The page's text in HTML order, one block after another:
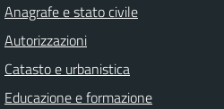
Anagrafe e stato civile
Autorizzazioni
Catasto e urbanistica
Educazione e formazione